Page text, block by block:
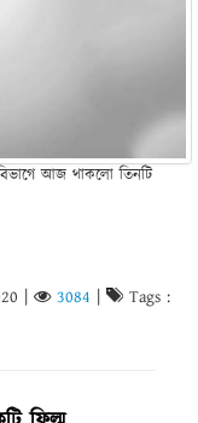
আজ থাকলো তিনটি
| 3084 | Tags :